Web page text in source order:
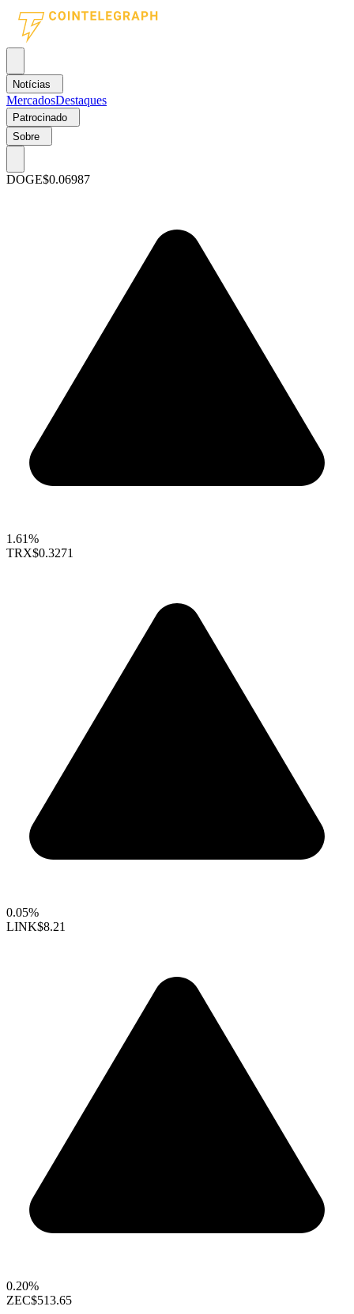
Notícias
MercadosDestaques
Patrocinado
Sobre
DOGE$0.06987
1.61%
TRX$0.3271
0.05%
LINK$8.21
0.20%
ZEC$513.65